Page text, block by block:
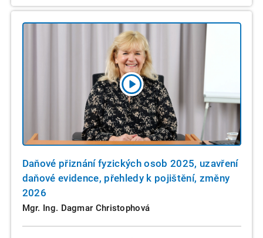
Daňové přiznání fyzických osob 2025, uzavření
daňové evidence, přehledy k pojištění, změny
2026
Mgr. Ing. Dagmar Christophová